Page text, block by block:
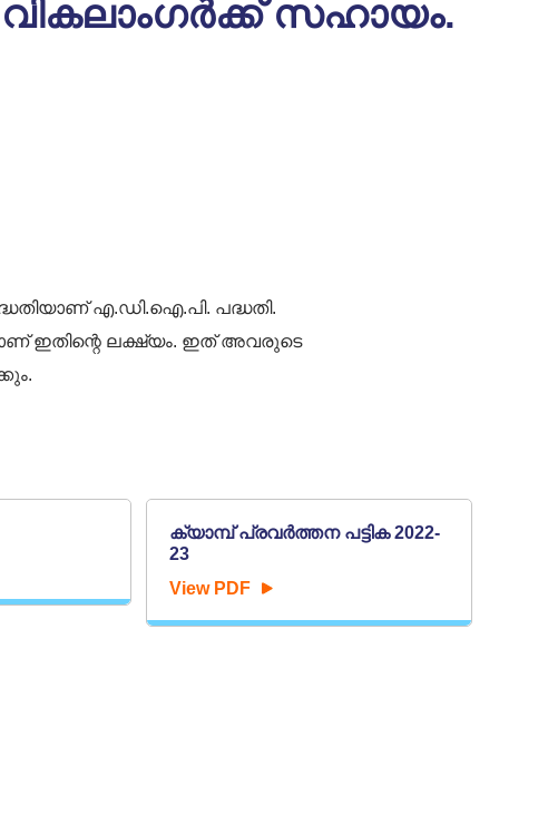
വികലാംഗർക്ക് സഹായം.
എ.ഡി.ഐ.പി. പദ്ധതി.
ഇതിന്റെ ലക്ഷ്യം. ഇത് അവരുടെ
ക്യാമ്പ് പ്രവർത്തന പട്ടിക 2022-
23
View PDF